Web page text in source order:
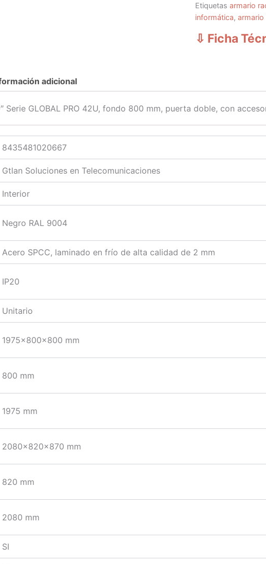
Etiquetas armario
informática, armario
⇩ Ficha
adicional
Serie GLOBAL PRO 42U, fondo 800 mm, puerta doble, con
8435481020667
Gtlan Soluciones en Telecomunicaciones
Interior
Negro RAL 9004
Acero SPCC, laminado en frío de alta calidad de 2 mm
IP20
Unitario
1975x800x800 mm
800 mm
1975 mm
2080x820x870 mm
820 mm
2080 mm
SI